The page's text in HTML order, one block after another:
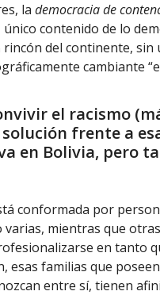
la democracia de
contenido de lo
rincón del continente,
cambiante
el racismo
solución frente a
en Bolivia, pero
conformada por
varias, mientras que
en tanto
esas familias que
entre sí, tienen